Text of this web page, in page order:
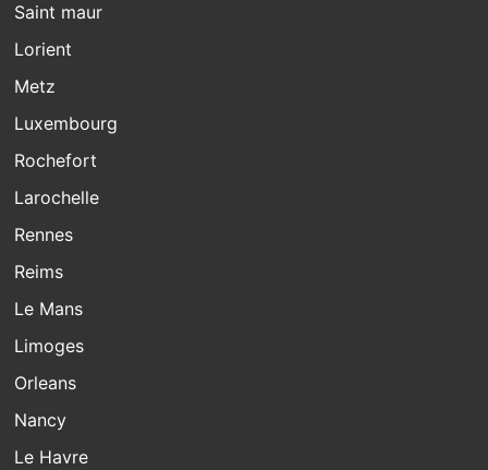
Saint maur
Lorient
Metz
Luxembourg
Rochefort
Larochelle
Rennes
Reims
Le Mans
Limoges
Orleans
Nancy
Le Havre